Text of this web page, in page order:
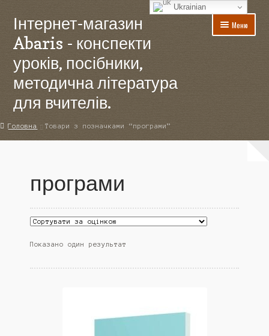
Перейти
навігації
Перейти
вмісту
Інтернет-магазин
Abaris - конспекти
уроків, посібники,
методична література
для вчителів.
Меню
Головна
Для авторів
Доставка
Оплата і повернення товару
Головна Товари з позначками “програми”
програми
Показано один результат
Ukrainian